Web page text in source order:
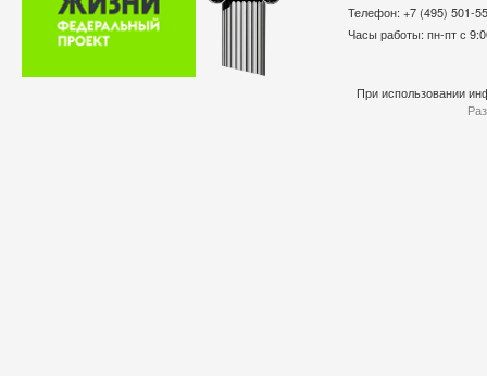
Телефон: +7 (495)
Часы работы: пн-пт с
При использовании